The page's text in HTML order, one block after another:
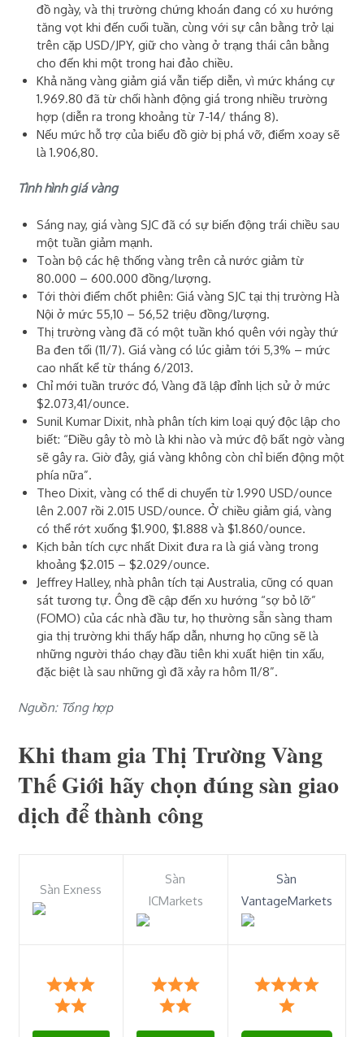
đồ ngày, và thị trường chứng khoán đang có xu hướng
tăng vọt khi đến cuối tuần, cùng với sự cân bằng trở lại
trên cặp USD/JPY, giữ cho vàng ở trạng thái cân bằng
cho đến khi một trong hai đảo chiều.
Khả năng vàng giảm giá vẫn tiếp diễn, vì mức kháng cự
1.969.80 đã từ chối hành động giá trong nhiều trường
hợp (diễn ra trong khoảng từ 7-14/ tháng 8).
Nếu mức hỗ ​​trợ của biểu đồ giờ bị phá vỡ, điểm xoay sẽ
là 1.906,80.
Tình hình giá vàng
Sáng nay, giá vàng SJC đã có sự biến động trái chiều sau
một tuần giảm mạnh.
Toàn bộ các hệ thống vàng trên cả nước giảm từ
80.000 – 600.000 đồng/lượng.
Tới thời điểm chốt phiên: Giá vàng SJC tại thị trường Hà
Nội ở mức 55,10 – 56,52 triệu đồng/lượng.
Thị trường vàng đã có một tuần khó quên với ngày thứ
Ba đen tối (11/7). Giá vàng có lúc giảm tới 5,3% – mức
cao nhất kể từ tháng 6/2013.
Chỉ mới tuần trước đó, Vàng đã lập đỉnh lịch sử ở mức
$2.073,41/ounce.
Sunil Kumar Dixit, nhà phân tích kim loại quý độc lập cho
biết: “Điều gây tò mò là khi nào và mức độ bất ngờ vàng
sẽ gây ra. Giờ đây, giá vàng không còn chỉ biến động một
phía nữa”.
Theo Dixit, vàng có thể di chuyển từ 1.990 USD/ounce
lên 2.007 rồi 2.015 USD/ounce. Ở chiều giảm giá, vàng
có thể rớt xuống $1.900, $1.888 và $1.860/ounce.
Kịch bản tích cực nhất Dixit đưa ra là giá vàng trong
khoảng $2.015 – $2.029/ounce.
Jeffrey Halley, nhà phân tích tại Australia, cũng có quan
sát tương tự. Ông đề cập đến xu hướng “sợ bỏ lỡ”
(FOMO) của các nhà đầu tư, họ thường sẵn sàng tham
gia thị trường khi thấy hấp dẫn, nhưng họ cũng sẽ là
những người tháo chạy đầu tiên khi xuất hiện tin xấu,
đặc biệt là sau những gì đã xảy ra hôm 11/8”.
Nguồn: Tổng hợp
Khi tham gia Thị Trường Vàng
Thế Giới hãy chọn đúng sàn giao
dịch để thành công
Sàn Exness
Sàn
ICMarkets
Sàn
VantageMarkets